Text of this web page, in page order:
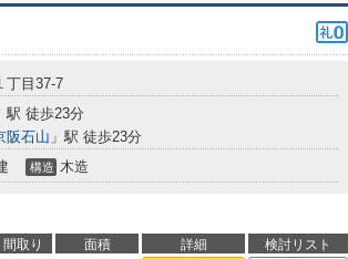
丁目37-7
駅 徒歩23分
阪石山 」駅 徒歩23分
構造 木造
間取り 面積 詳細
検討リスト